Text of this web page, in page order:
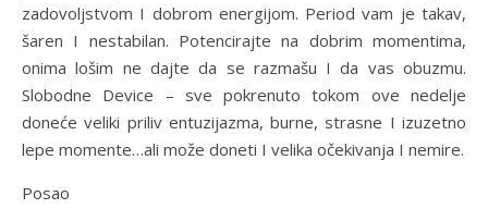
zadovoljstvom I dobrom energijom. Period vam je takav,
šaren I nestabilan. Potencirajte na dobrim momentima,
onima lošim ne dajte da se razmašu I da vas obuzmu.
Slobodne Device – sve pokrenuto tokom ove nedelje
doneće veliki priliv entuzijazma, burne, strasne I izuzetno
lepe momente…ali može doneti I velika očekivanja I nemire.
Posao